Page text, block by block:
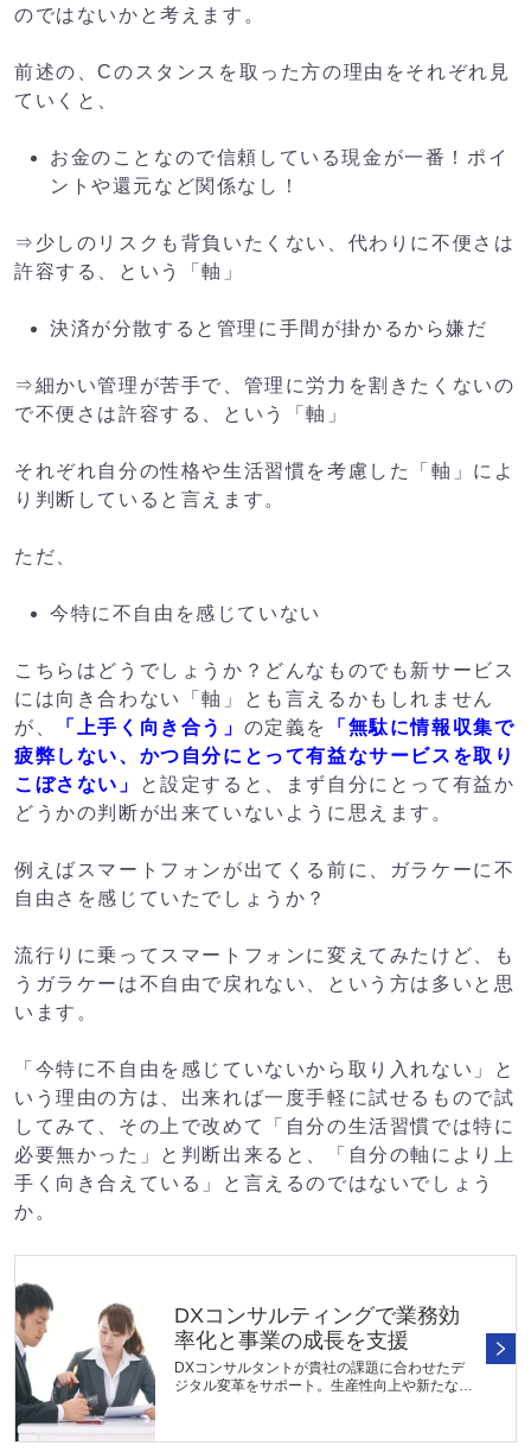
のではないかと考えます。
前述の、Cのスタンスを取った方の理由をそれぞれ見
ていくと、
お金のことなので信頼している現金が一番！ポイ
ントや還元など関係なし！
⇒少しのリスクも背負いたくない、代わりに不便さは
許容する、という「軸」
決済が分散すると管理に手間が掛かるから嫌だ
⇒細かい管理が苦手で、管理に労力を割きたくないの
で不便さは許容する、という「軸」
それぞれ自分の性格や生活習慣を考慮した「軸」によ
り判断していると言えます。
ただ、
今特に不自由を感じていない
こちらはどうでしょうか？どんなものでも新サービス
には向き合わない「軸」とも言えるかもしれません
が、
「上手く向き合う」 の定義を
「無駄に情報収集で
疲弊しない、かつ自分にとって有益なサービスを取り
こぼさない」
と設定すると、まず自分にとって有益か
どうかの判断が出来ていないように思えます。
例えばスマートフォンが出てくる前に、ガラケーに不
自由さを感じていたでしょうか？
流行りに乗ってスマートフォンに変えてみたけど、も
うガラケーは不自由で戻れない、という方は多いと思
います。
「今特に不自由を感じていないから取り入れない」と
いう理由の方は、出来れば一度手軽に試せるもので試
してみて、その上で改めて「自分の生活習慣では特に
必要無かった」と判断出来ると、「自分の軸により上
手く向き合えている」と言えるのではないでしょう
か。
DXコンサルティングで業務効
率化と事業の成長を支援
DXコンサルタントが貴社の課題に合わせたデ
ジタル変革をサポート。生産性向上や新たな事
に応じてシステムの選定や導入支援...